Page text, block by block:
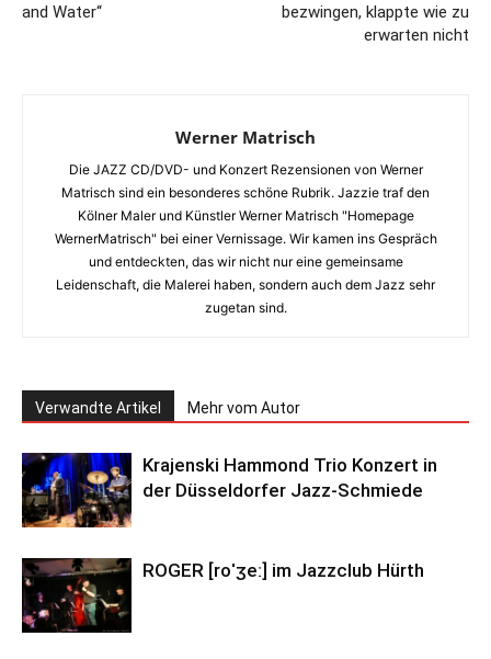
and Water“
bezwingen, klappte wie zu
erwarten nicht
Werner Matrisch
Die JAZZ CD/DVD- und Konzert Rezensionen von Werner
Matrisch sind ein besonderes schöne Rubrik. Jazzie traf den
Kölner Maler und Künstler Werner Matrisch "Homepage
WernerMatrisch" bei einer Vernissage. Wir kamen ins Gespräch
und entdeckten, das wir nicht nur eine gemeinsame
Leidenschaft, die Malerei haben, sondern auch dem Jazz sehr
zugetan sind.
Verwandte Artikel Mehr vom Autor
Krajenski Hammond Trio Konzert in
der Düsseldorfer Jazz-Schmiede
ROGER [roˈʒeː] im Jazzclub Hürth